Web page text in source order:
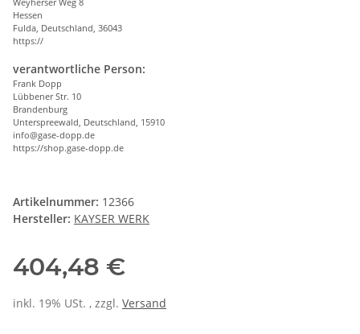
Hessen
Fulda, Deutschland, 36043
https://
verantwortliche Person:
Frank Dopp
Lübbener Str. 10
Brandenburg
Unterspreewald, Deutschland, 15910
info@gase-dopp.de
https://shop.gase-dopp.de
Artikelnummer: 12366
Hersteller: KAYSER WERK
404,48 €
inkl. 19% USt. , zzgl. Versand